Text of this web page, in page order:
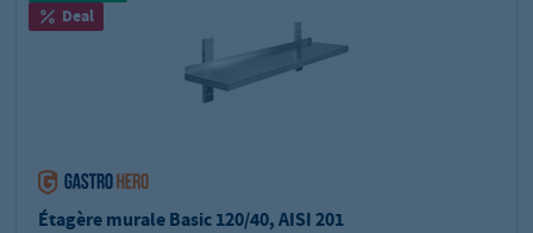
Deal
Étagère murale Basic 120/40, AISI 201